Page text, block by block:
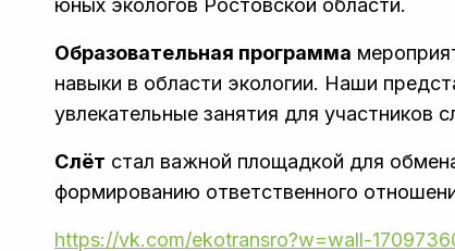
юных экологов Ростовской области.
Образовательная программа
навыки в области экологии. Наши
увлекательные занятия для участников
Слёт стал важной площадкой для
формированию ответственного
https://vk.com/ekotransro?w=wall-